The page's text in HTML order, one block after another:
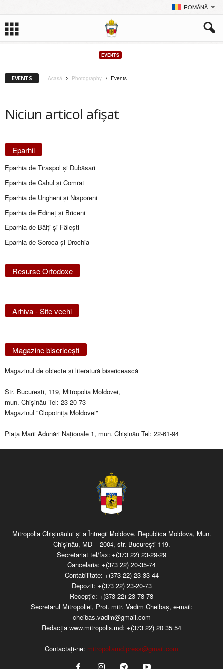
ROMÂNĂ
EVENTS
EVENTS Acasă Photography Events
Niciun articol afișat
Eparhii
Eparhia de Tiraspol și Dubăsari
Eparhia de Cahul și Comrat
Eparhia de Ungheni și Nisporeni
Eparhia de Edineţ şi Briceni
Eparhia de Bălţi şi Făleşti
Eparhia de Soroca și Drochia
Resurse Ortodoxe
Arhiva - Site vechi
Magazine bisericeşti
Magazinul de obiecte şi literatură bisericească
Str. Bucureşti, 119, Mitropolia Moldovei,
mun. Chişinău Tel: 23-20-73
Magazinul "Clopotniţa Moldovei"
Piaţa Marii Adunări Naţionale 1, mun. Chişinău Tel: 22-61-94
Mitropolia Chişinăului şi a Întregii Moldove. Republica Moldova, Mun.
Chişinău, MD – 2004, str. Bucureşti 119.
Secretariat tel/fax: +(373 22) 23-29-29
Cancelaria: +(373 22) 20-35-74
Contabilitate: +(373 22) 23-33-44
Depozit: +(373 22) 23-20-73
Recepţie: +(373 22) 23-78-78
Secretarul Mitropoliei, Prot. mitr. Vadim Cheibaş, e-mail:
cheibas.vadim@gmail.com
Redacția www.mitropolia.md: +(373 22) 20 35 54
Contactați-ne: mitropoliamd.press@gmail.com